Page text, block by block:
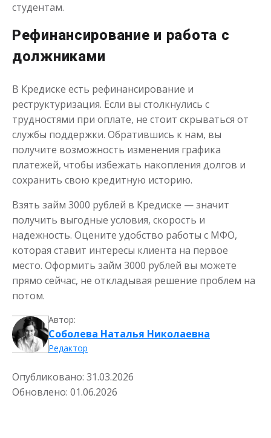
студентам.
Рефинансирование и работа с
должниками
В Кредиске есть рефинансирование и
реструктуризация. Если вы столкнулись с
трудностями при оплате, не стоит скрываться от
службы поддержки. Обратившись к нам, вы
получите возможность изменения графика
платежей, чтобы избежать накопления долгов и
сохранить свою кредитную историю.
Взять займ 3000 рублей в Кредиске — значит
получить выгодные условия, скорость и
надежность. Оцените удобство работы с МФО,
которая ставит интересы клиента на первое
место. Оформить займ 3000 рублей вы можете
прямо сейчас, не откладывая решение проблем на
потом.
Автор:
Соболева Наталья Николаевна
Редактор
Опубликовано: 31.03.2026
Обновлено: 01.06.2026